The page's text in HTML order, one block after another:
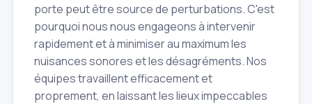
porte peut être source de perturbations. C'est
pourquoi nous nous engageons à intervenir
rapidement et à minimiser au maximum les
nuisances sonores et les désagréments. Nos
équipes travaillent efficacement et
proprement, en laissant les lieux impeccables